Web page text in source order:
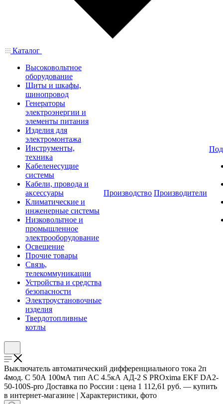
Каталог
Высоковольтное
оборудование
Щиты и шкафы,
шинопровод
Генераторы
электроэнергии и
элементы питания
Изделия для
электромонтажа
Инструменты,
техника
Кабеленесущие
системы
Кабели, провода и
аксессуары
Климатические и
инженерные системы
Низковольтное и
промышленное
электрооборудование
Освещение
Прочие товары
Связь,
телекоммуникации
Устройства и средства
безопасности
Электроустановочные
изделия
Твердотопливные
котлы
Производство Производители
Выключатель автоматический дифференциального тока 2п
4мод. C 50А 100мА тип AC 4.5кА АД-2 S PROxima EKF DA2-
50-100S-pro Доставка по России : цена 1 112,61 руб. — купить
в интернет-магазине | Характеристики, фото